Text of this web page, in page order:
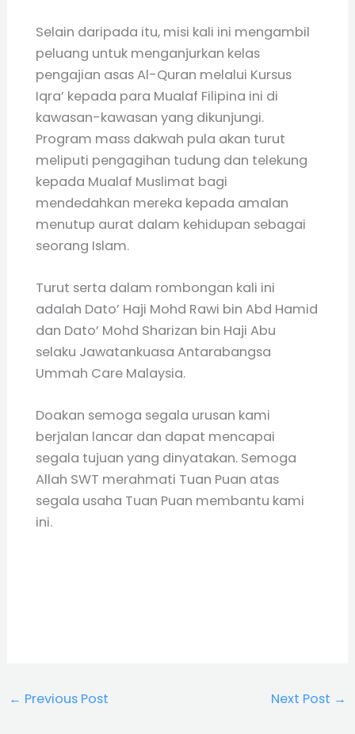
Selain daripada itu, misi kali ini mengambil
peluang untuk menganjurkan kelas
pengajian asas Al-Quran melalui Kursus
Iqra’ kepada para Mualaf Filipina ini di
kawasan-kawasan yang dikunjungi.
Program mass dakwah pula akan turut
meliputi pengagihan tudung dan telekung
kepada Mualaf Muslimat bagi
mendedahkan mereka kepada amalan
menutup aurat dalam kehidupan sebagai
seorang Islam.
Turut serta dalam rombongan kali ini
adalah Dato’ Haji Mohd Rawi bin Abd Hamid
dan Dato’ Mohd Sharizan bin Haji Abu
selaku Jawatankuasa Antarabangsa
Ummah Care Malaysia.
Doakan semoga segala urusan kami
berjalan lancar dan dapat mencapai
segala tujuan yang dinyatakan. Semoga
Allah SWT merahmati Tuan Puan atas
segala usaha Tuan Puan membantu kami
ini.
← Previous Post Next Post →